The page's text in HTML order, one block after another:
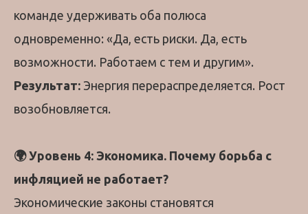
команде удерживать оба полюса
одновременно: «Да, есть риски. Да, есть
возможности. Работаем с тем и другим».
Результат: Энергия перераспределяется. Рост
возобновляется.
🌍 Уровень 4: Экономика. Почему борьба с
инфляцией не работает?
Экономические законы становятся